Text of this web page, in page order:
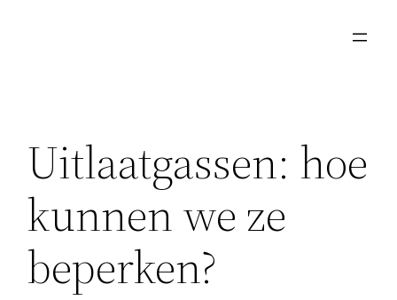
Uitlaatgassen: hoe
kunnen we ze
beperken?